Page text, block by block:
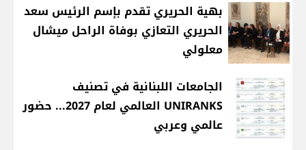
بهية الحريري تقدم بإسم الرئيس سعد
الحريري التعازي بوفاة الراحل ميشال
معلولي
الجامعات اللبنانية في تصنيف
UNIRANKS العالمي لعام 2027... حضور
عالمي وعربي